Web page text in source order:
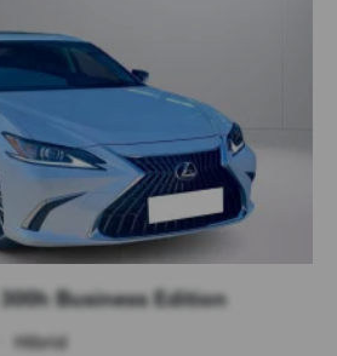
Business Edition
Hibrid